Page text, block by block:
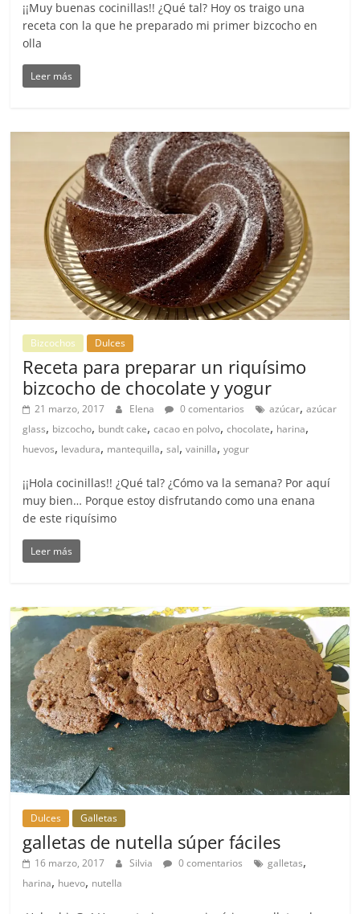
¡¡Muy buenas cocinillas!! ¿Qué tal? Hoy os traigo una
receta con la que he preparado mi primer bizcocho en
olla
Leer más
Bizcochos Dulces
Receta para preparar un riquísimo
bizcocho de chocolate y yogur
21 marzo, 2017 Elena 0 comentarios azúcar,azúcar
glass, bizcocho, bundt cake,cacao en polvo,chocolate, harina,
huevos, levadura, mantequilla,sal,vainilla,yogur
¡¡Hola cocinillas!! ¿Qué tal? ¿Cómo va la semana? Por aquí
muy bien… Porque estoy disfrutando como una enana
de este riquísimo
Leer más
Dulces Galletas
galletas de nutella súper fáciles
16 marzo, 2017 Silvia 0 comentarios galletas,
harina, huevo, nutella